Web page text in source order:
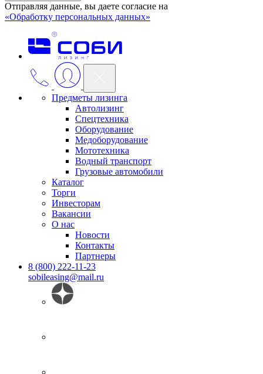
Отправляя данные, вы даете согласие на
«Обработку персональных данных»
Предметы лизинга
Автолизинг
Спецтехника
Оборудование
Медоборудование
Мототехника
Водный транспорт
Грузовые автомобили
Каталог
Торги
Инвесторам
Вакансии
О нас
Новости
Контакты
Партнеры
8 (800) 222-11-23
sobileasing@mail.ru